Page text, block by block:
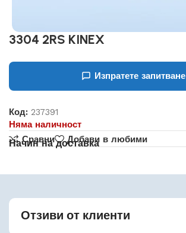
3304 2RS KINEX
Изпратете запитване
Код:237391
Няма наличност
Сравни
Добави в любими
Начин на доставка
Отзиви от клиенти